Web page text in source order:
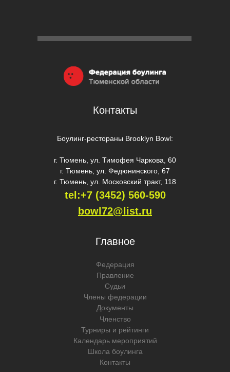
Контакты
Боулинг-рестораны Brooklyn Bowl:
г. Тюмень, ул. Тимофея Чаркова, 60
г. Тюмень, ул. Федюнинского, 67
г. Тюмень, ул. Московский тракт, 118
tel:+7 (3452) 560-590
bowl72@list.ru
Главное
Федерация
Правление
Судьи
Члены федерации
Документы
Членство
Турниры и рейтинги
Календарь мероприятий
Школа боулинга
Контакты